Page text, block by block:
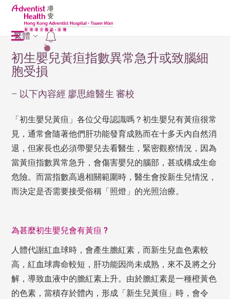
2
繁體
初生嬰兒黃疸指數異常急升或致腦細
胞受損
– 以下內容經 廖思維醫生 審校
「初生嬰兒黃疸」各位父母認識嗎？初生嬰兒有黃疸很常
見，通常會隨著他們肝功能發育成熟而在十多天內自然消
退，但家長也必須帶嬰兒去看醫生，緊密觀察情況，因為
當黃疸指數異常急升，會傷害嬰兒的腦部，甚或構成生命
危險。而當指數高過相關範圍時，醫生會按新生兒情況，
而決定是否需要接受俗稱「照燈」的光照治療。
為甚麼初生嬰兒會有黃疸 ?
人體代謝紅血球時，會產生膽紅素，而新生兒血色素較
高，紅血球壽命較短，肝功能因尚未成熟，來不及將之分
解，導致血液中的膽紅素上升。由於膽紅素是一種橙黃色
的色素，當積存於體內，形成「新生兒黃疸」時，會令